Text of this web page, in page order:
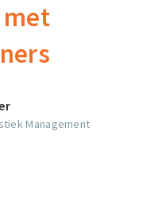
Management